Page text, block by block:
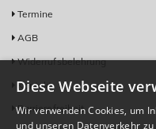
Termine
AGB
Widerrufsbelehrung
Kontakt
Barrierefreiheit
Diese Webseite
Wir verwenden Cookies, um
und unseren Datenverkehr